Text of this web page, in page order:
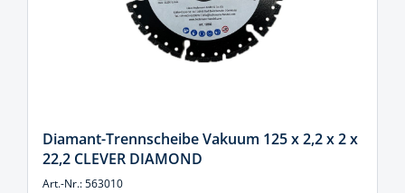
Diamant-Trennscheibe Vakuum 125 x 2,2 x 2 x
22,2 CLEVER DIAMOND
Art.-Nr.: 563010